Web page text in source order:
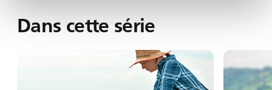
Dans cette série